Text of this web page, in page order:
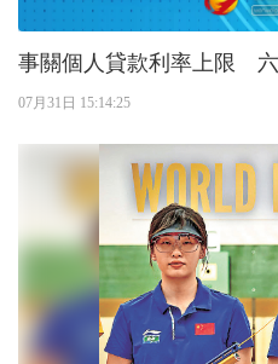
事關個人貸款利率上限
07月31日 15:14:25